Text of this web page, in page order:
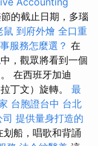
的截止日期，多瑙
鼠 到府外燴 全口重
服務怎麼選？ 在
，觀眾將看到一個
在西班牙加迪
丁文）旋轉。 最
台胞證台中 台北
司 提供量身打造的
船，唱歌和背誦